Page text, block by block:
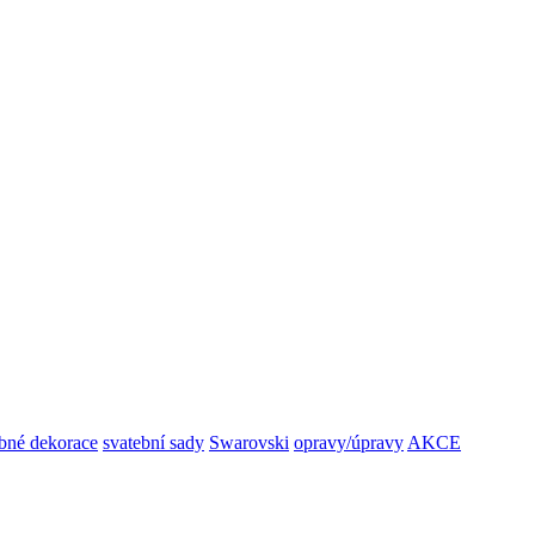
dekorace svatební sady Swarovski opravy/úpravy AKCE